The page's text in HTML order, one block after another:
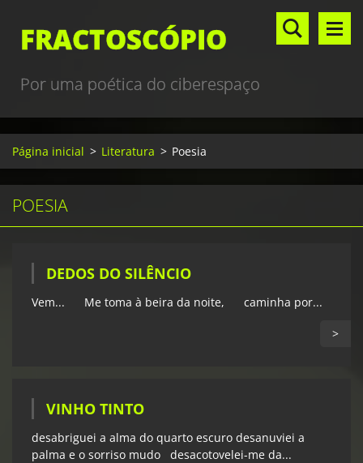
FRACTOSCÓPIO
Por uma poética do ciberespaço
Página inicial > Literatura > Poesia
POESIA
DEDOS DO SILÊNCIO
Vem... Me toma à beira da noite, caminha por...
>
VINHO TINTO
desabriguei a alma do quarto escuro desanuviei a
palma e o sorriso mudo desacotovelei-me da...